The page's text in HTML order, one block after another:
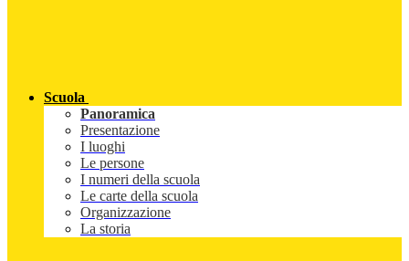
Scuola
Panoramica
Presentazione
I luoghi
Le persone
I numeri della scuola
Le carte della scuola
Organizzazione
La storia